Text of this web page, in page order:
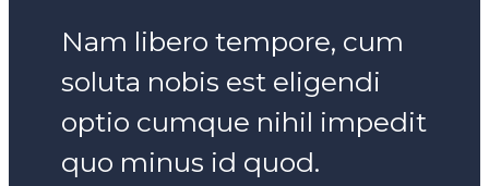
Nam libero tempore, cum
soluta nobis est eligendi
optio cumque nihil impedit
quo minus id quod.